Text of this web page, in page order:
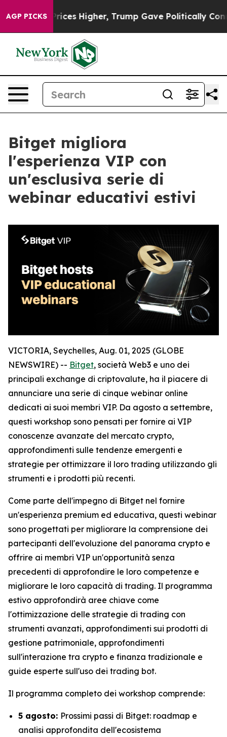
AGP PICKS
Prices Higher, Trump Gave Politically
Bitget migliora
l'esperienza VIP con
un'esclusiva serie di
webinar educativi estivi
VICTORIA, Seychelles, Aug. 01, 2025 (GLOBE
NEWSWIRE) -- Bitget, società Web3 e uno dei
principali exchange di criptovalute, ha il piacere di
annunciare una serie di cinque webinar online
dedicati ai suoi membri VIP. Da agosto a settembre,
questi workshop sono pensati per fornire ai VIP
conoscenze avanzate del mercato crypto,
approfondimenti sulle tendenze emergenti e
strategie per ottimizzare il loro trading utilizzando gli
strumenti e i prodotti più recenti.
Come parte dell'impegno di Bitget nel fornire
un'esperienza premium ed educativa, questi webinar
sono progettati per migliorare la comprensione dei
partecipanti dell'evoluzione del panorama crypto e
offrire ai membri VIP un'opportunità senza
precedenti di approfondire le loro competenze e
migliorare le loro capacità di trading. Il programma
estivo approfondirà aree chiave come
l'ottimizzazione delle strategie di trading con
strumenti avanzati, approfondimenti sui prodotti di
gestione patrimoniale, approfondimenti
sull'interazione tra crypto e finanza tradizionale e
guide esperte sull'uso dei trading bot.
Il programma completo dei workshop comprende:
5 agosto: Prossimi passi di Bitget: roadmap e
analisi approfondita dell'ecosistema